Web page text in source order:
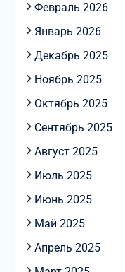
Февраль 2026
Январь 2026
Декабрь 2025
Ноябрь 2025
Октябрь 2025
Сентябрь 2025
Август 2025
Июль 2025
Июнь 2025
Май 2025
Апрель 2025